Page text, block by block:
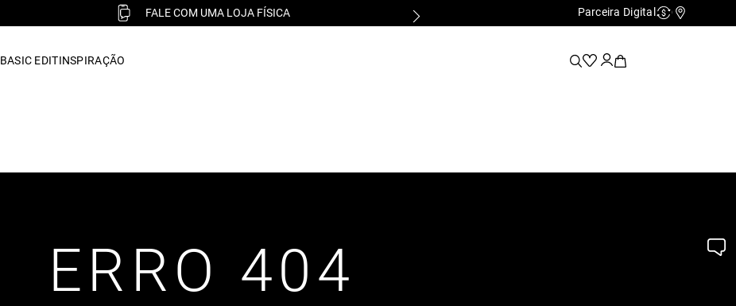
FALE COM UMA LOJA FÍSICA Parceira Digital Cashback
BASIC EDITINSPIRAÇÃO
ERRO 404